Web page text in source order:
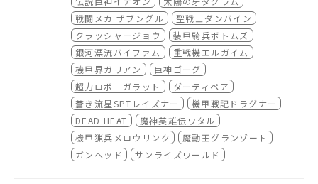
【TOKYO、YOKOHAMA、HAKATA、KYOT
O、SENDAI、KOSHIGAYA】
富野由悠季『無敵超人ザンボット3』（KYOT
O） 追加
■❝サンライズロボット30 体大集合描き下ろし
ビジュアル❞タペストリー展示
【TOKYO、YOKOHAMA、HAKATA、KYOT
O、SENDAI、KOSHIGAYA】
■ショーケース展示
EX仕様
https://p-bandai.jp/item/item-10002167
08/
©創通・サンライズ
■「サンライズワールド ワークス（メカアクシ
ョン編／1977-1989）」商品概要
受注開始：2023年6月9日12時（正午）
受注締切：2023年7月2日23時59分
価格：3,850円（10%税込）［3,500 円（税
抜）］
発売⽇：2023年9⽉15⽇
※2023年9月1日(金)開催の「装甲騎兵ボト
ムズ40周年展」にて先行発売予定。
サイ：A4縦／150ページ以上予定
商品素材：紙
戦闘メカ ザブングル
聖戦士ダンバイン
クラッシャージョウ
装甲騎兵ボトムズ
銀河漂流バイファム
重戦機エルガイム
機甲界ガリアン
巨神ゴーグ
超力ロボ ガラット
ダーティペア
蒼き流星SPTレイズナー
機甲戦記ドラグナー
DEAD HEAT
魔神英雄伝ワタル
機甲猟兵メロウリンク
魔動王グランゾート
ガンヘッド
サンライズワールド